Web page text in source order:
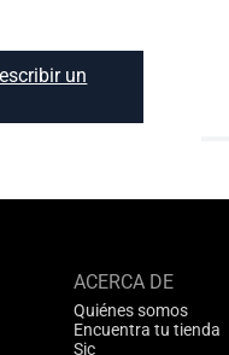
un
ACERCA DE
Quiénes somos
Encuentra tu tienda
Sic